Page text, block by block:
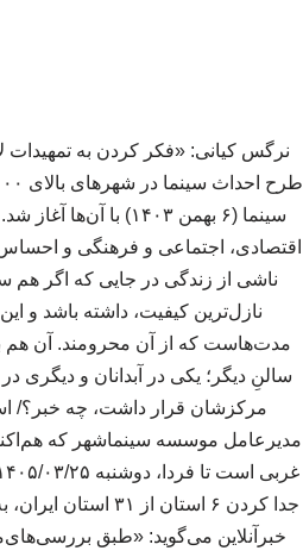
نرگس کیانی: «فکر کردن به تمهیدات
سینما (۶ بهمن
اقتصادی، اجتماعی و فرهنگی و
ناشی از زندگی در جایی که اگر هم
مدت‌هاست که از آن محرومند. آن هم
مرکزشان قرار داشت، چه خبر؟/
مدیرعامل موسسه سینماشهر که